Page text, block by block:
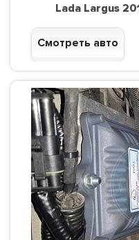
Lada Largus
Смотреть авто